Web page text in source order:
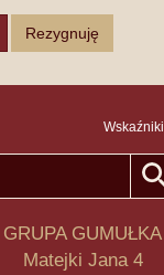
Wskaźniki
GRUPA GUMUŁKA
Matejki Jana 4